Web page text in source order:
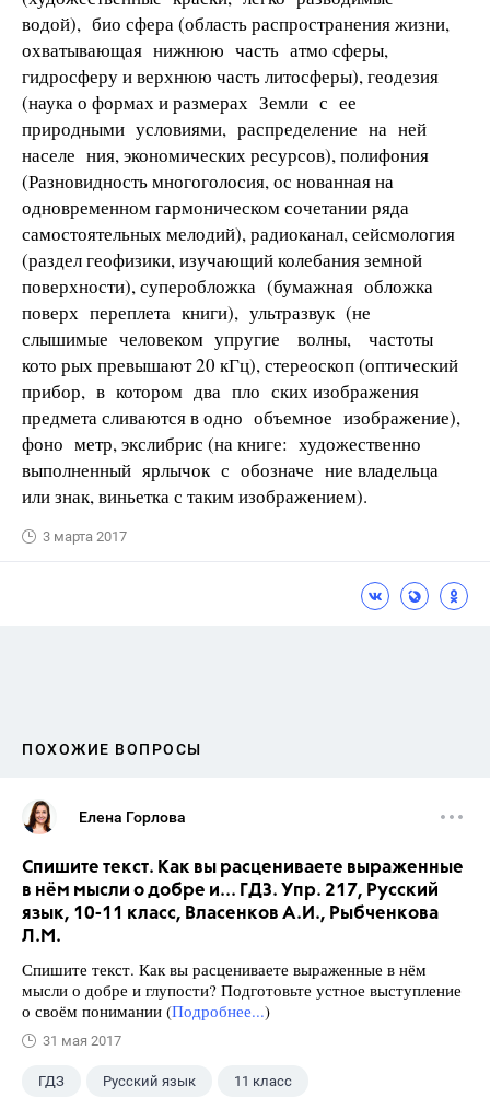
водой), био­ сфера (область распространения жизни,
охватывающая нижнюю часть атмо­ сферы,
гидросферу и верхнюю часть литосферы), геодезия
(наука о формах и размерах Земли с ее
природными условиями, распределение на ней
населе­ ния, экономических ресурсов), полифония
(Разновидность многоголосия, ос­ нованная на
одновременном гармоническом сочетании ряда
самостоятельных мелодий), радиоканал, сейсмология
(раздел геофизики, изучающий колебания земной
поверхности), суперобложка (бумажная обложка
поверх переплета книги), ультразвук (не
слышимые человеком упругие волны, частоты
кото­ рых превышают 20 кГц), стереоскоп (оптический
прибор, в котором два пло­ ских изображения
предмета сливаются в одно объемное изображение),
фоно­ метр, экслибрис (на книге: художественно
выполненный ярлычок с обозначе­ ние владельца
или знак, виньетка с таким изображением).
3 марта 2017
ПОХОЖИЕ ВОПРОСЫ
Елена Горлова
Спишите текст. Как вы расцениваете выраженные
в нём мысли о добре и... ГДЗ. Упр. 217, Русский
язык, 10-11 класс, Власенков А.И., Рыбченкова
Л.М.
Спишите текст. Как вы расцениваете выраженные в нём
мысли о добре и глупости? Подготовьте устное выступление
о своём понимании (Подробнее...)
31 мая 2017
ГДЗ Русский язык 11 класс